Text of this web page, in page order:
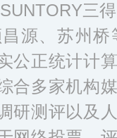
三
源、苏州
公正统计计
合多家机构
研测评以及